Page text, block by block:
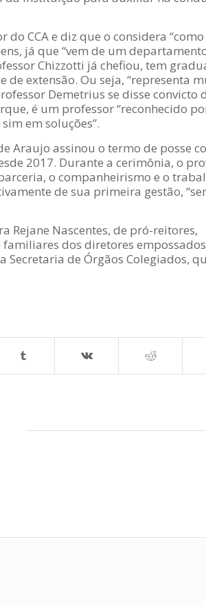
CCA e diz que o considera “como
já que “vem de um
Chizzotti já chefiou, tem
extensão. Ou seja, “representa
Demetrius se disse convicto
é um professor “reconhecido
em soluções”.
Araujo assinou o termo de posse
2017. Durante a cerimônia, o
o companheirismo e o
de sua primeira gestão,
Rejane Nascentes, de pró-reitores,
familiares dos diretores
de Órgãos Colegiados,